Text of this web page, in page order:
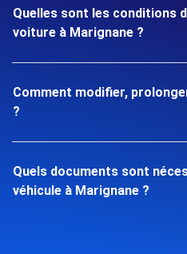
Quelles sont les conditions
voiture à Marignane ?
Comment modifier,
?
Quels documents sont
véhicule à Marignane ?